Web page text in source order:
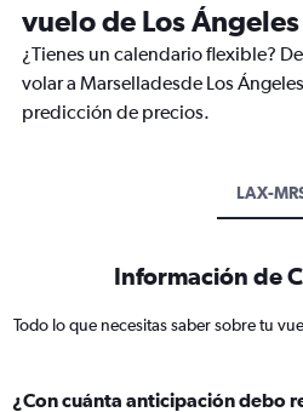
vuelo de Los
¿Tienes un calendario flexible?
volar a Marselladesde Los
predicción de precios.
LAX-
Información de
Todo lo que necesitas saber sobre tu
¿Con cuánta anticipación debo